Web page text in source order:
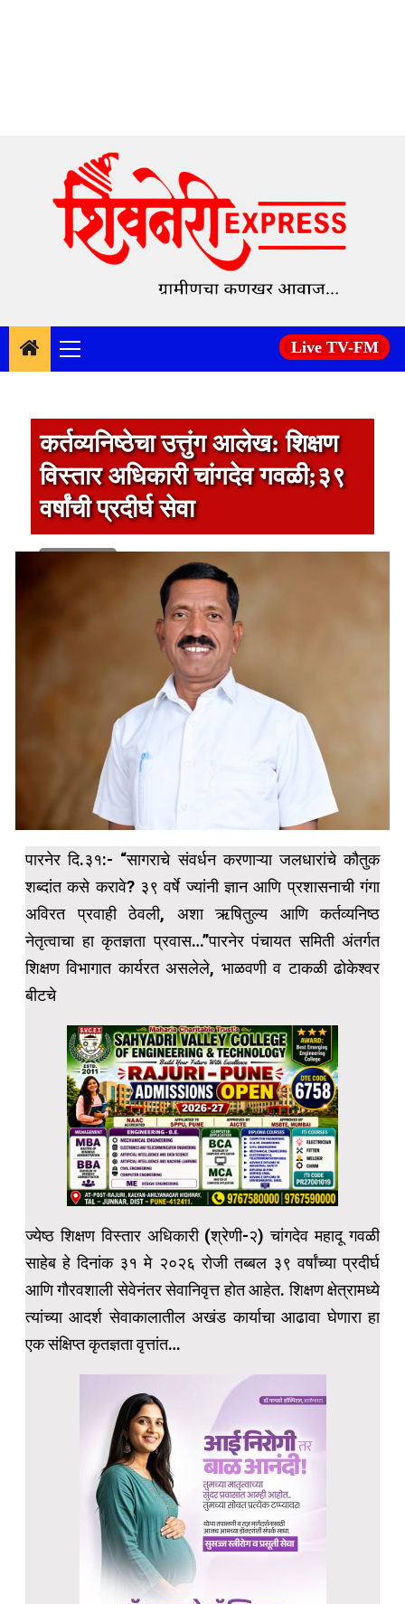
content
Primary
Menu
Live TV-FM
कर्तव्यनिष्ठेचा उत्तुंग आलेख: शिक्षण
विस्तार अधिकारी चांगदेव गवळी;३९
वर्षांची प्रदीर्घ सेवा
पारनेर दि.३१:- “सागराचे संवर्धन करणाऱ्या जलधारांचे कौतुक
शब्दांत कसे करावे? ३९ वर्षे ज्यांनी ज्ञान आणि प्रशासनाची गंगा
अविरत प्रवाही ठेवली, अशा ऋषितुल्य आणि कर्तव्यनिष्ठ
नेतृत्वाचा हा कृतज्ञता प्रवास…”पारनेर पंचायत समिती अंतर्गत
शिक्षण विभागात कार्यरत असलेले, भाळवणी व टाकळी ढोकेश्वर
बीटचे
ज्येष्ठ शिक्षण विस्तार अधिकारी (श्रेणी-२) चांगदेव महादू गवळी
साहेब हे दिनांक ३१ मे २०२६ रोजी तब्बल ३९ वर्षांच्या प्रदीर्घ
आणि गौरवशाली सेवेनंतर सेवानिवृत्त होत आहेत. शिक्षण क्षेत्रामध्ये
त्यांच्या आदर्श सेवाकालातील अखंड कार्याचा आढावा घेणारा हा
एक संक्षिप्त कृतज्ञता वृत्तांत…